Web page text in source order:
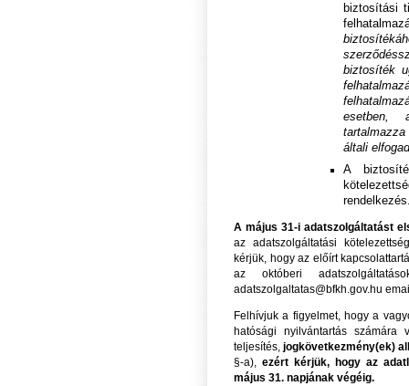
biztosítási
biztosíték
esetben,
általi
A
A május 31-i adatszolgáltatást
az adatszolgáltatási
kérjük, hogy az előírt
az októberi
adatszolgaltatas@bfkh.gov.hu
Felhívjuk a figyelmet, hogy a
hatósági nyilvántartás
teljesítés,jogkövetkezmény(ek)
§-a),ezért kérjük, hogy az
május 31. napjának végéig.